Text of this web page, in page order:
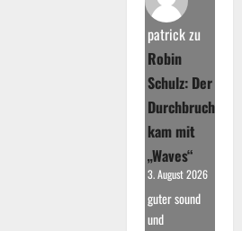
patrickzu
Robin
Schulz: Der
Durchbruch
kam mit
„Waves“
3. August 2026
guter sound
und